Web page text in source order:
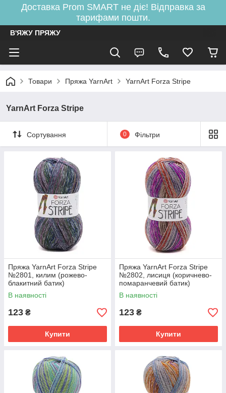
Доставка Prom SMART не діє! Відправка за
тарифами пошти.
В'ЯЖУ ПРЯЖУ
Товари Пряжа YarnArt YarnArt Forza Stripe
YarnArt Forza Stripe
Сортування 0 Фільтри
Пряжа YarnArt Forza Stripe
№2801, килим (рожево-
блакитний батик)
В наявності
123 ₴
Купити
Пряжа YarnArt Forza Stripe
№2802, лисиця (коричнево-
помаранчевий батик)
В наявності
123 ₴
Купити